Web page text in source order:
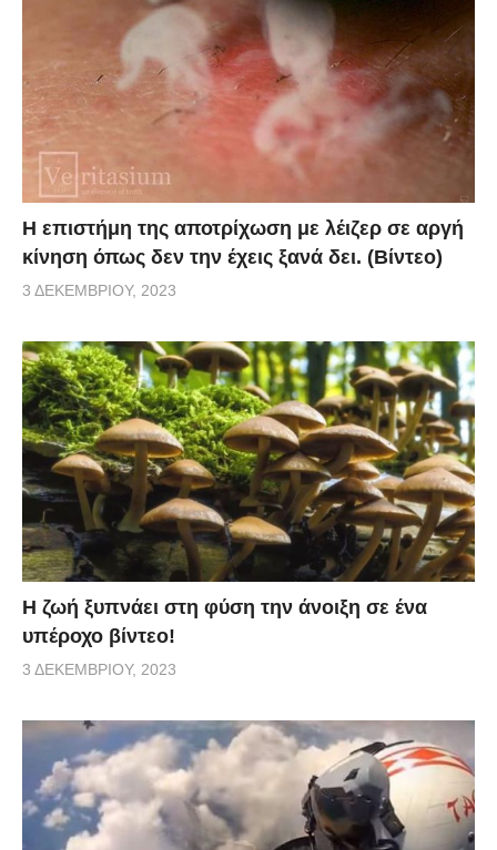
Η επιστήμη της αποτρίχωση με λέιζερ σε αργή
κίνηση όπως δεν την έχεις ξανά δει. (Βίντεο)
3 ΔΕΚΕΜΒΡΊΟΥ, 2023
Η ζωή ξυπνάει στη φύση την άνοιξη σε ένα
υπέροχο βίντεο!
3 ΔΕΚΕΜΒΡΊΟΥ, 2023